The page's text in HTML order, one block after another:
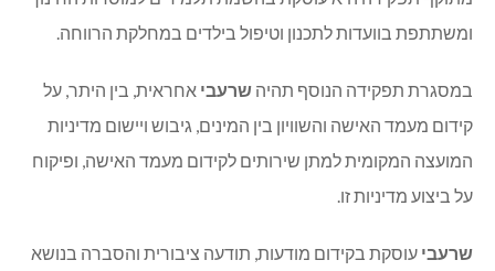
ומשתתפת בוועדות לתכנון וטיפול בילדים במחלקת הרווחה.
במסגרת תפקידה הנוסף תהיה שרעבי אחראית, בין היתר, על
קידום מעמד האישה והשוויון בין המינים, גיבוש ויישום מדיניות
המועצה המקומית למתן שירותים לקידום מעמד האישה, ופיקוח
על ביצוע מדיניות זו.
שרעבי עוסקת בקידום מודעות, תודעה ציבורית והסברה בנושא